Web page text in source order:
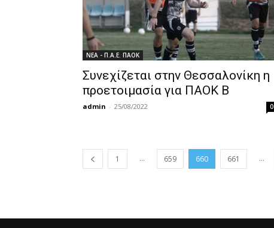
ΝΕΑ - Π.Α.Ε. ΠΑΟΚ
Συνεχίζεται στην Θεσσαλονίκη η
προετοιμασία για ΠΑΟΚ Β
admin - 25/08/2022 0
1 ... 659 660 661 ...